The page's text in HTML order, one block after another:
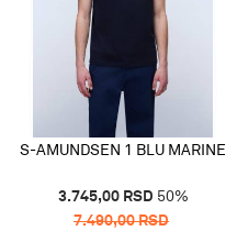
S-AMUNDSEN 1 BLU MARINE
3.745,00 RSD 50%
7.490,00RSD